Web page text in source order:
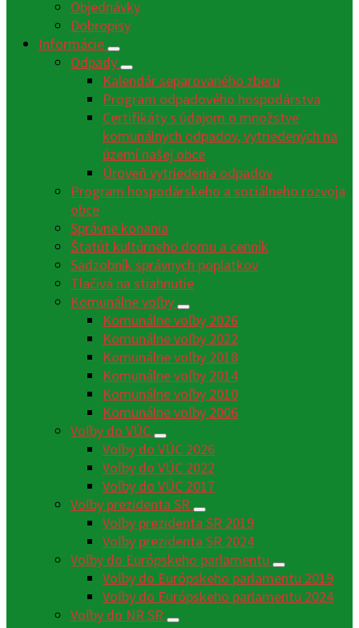
Objednávky
Dobropisy
Informácie
Odpady
Kalendár separovaného zberu
Program odpadového hospodárstva
Certifikáty s údajom o množstve
komunálnych odpadov, vytriedených na
území našej obce
Úroveň vytriedenia odpadov
Program hospodárskeho a sociálneho rozvoja
obce
Správne konania
Štatút kultúrneho domu a cenník
Sadzobník správnych poplatkov
Tlačivá na stiahnutie
Komunálne voľby
Komunálne voľby 2026
Komunálne voľby 2022
Komunálne voľby 2018
Komunálne voľby 2014
Komunálne voľby 2010
Komunálne voľby 2006
Voľby do VÚC
Voľby do VÚC 2026
Voľby do VÚC 2022
Voľby do VÚC 2017
Voľby prezidenta SR
Voľby prezidenta SR 2019
Voľby prezidenta SR 2024
Voľby do Európskeho parlamentu
Voľby do Európskeho parlamentu 2019
Voľby do Európskeho parlamentu 2024
Voľby do NR SR